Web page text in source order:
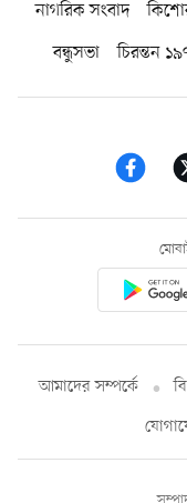
নাগরিক সংবাদ
বন্ধুসভা
চিরন্তন
আমাদের সম্পর্কে